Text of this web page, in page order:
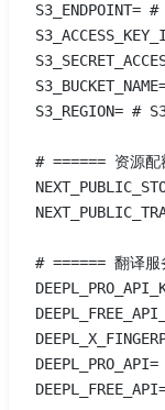
S3_ENDPOINT=
S3_REGION= #
# ====== 资源配
# ====== 翻译服